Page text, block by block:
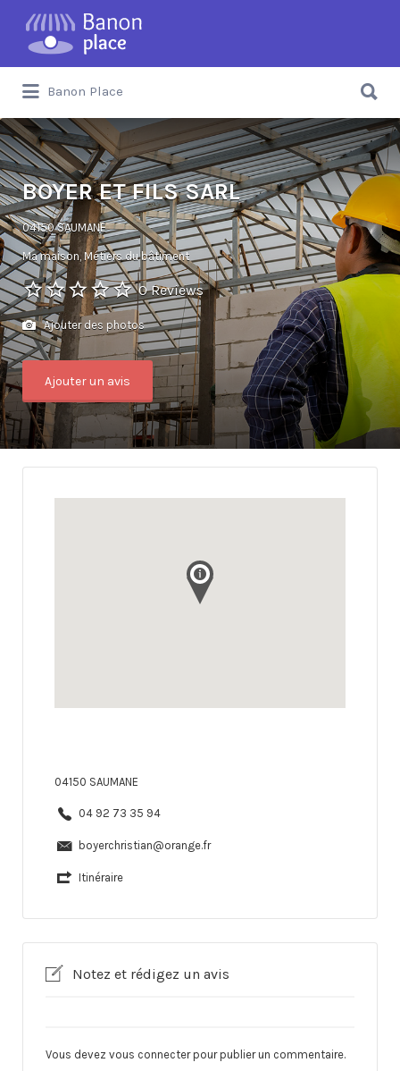
Banon Place
BOYER ET FILS SARL
04150 SAUMANE
Ma maison Métiers du bâtiment
0 Reviews
Ajouter des photos
Ajouter un avis
04150 SAUMANE
04 92 73 35 94
boyerchristian@orange.fr
Itinéraire
Notez et rédigez un avis
Vous devez vous connecterpour publier un commentaire.